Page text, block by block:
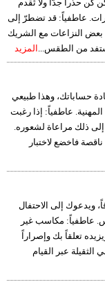
كُن حذراً جدّاً ولا تُقدم
عاطفياً: قد تضطرّ إلى
بعض النزاعات مع الشريك
من الطقس... المزيد
حساباتك، وهذا طبيعي
عاطفياً: إذا رغبت
ذلك مراعاة لشعوره.
فاخضع لاختبار
ويدعوك إلى الاحتفال
عاطفياً: مكاسب غير
تعلقاً بك وإصراراً
عبر القيام